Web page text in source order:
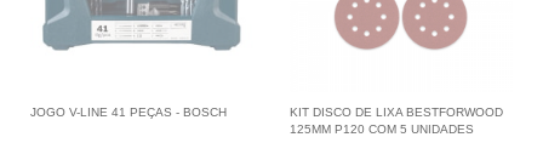
JOGO V-LINE 41 PEÇAS - BOSCH
KIT DISCO DE LIXA BESTFORWOOD
125MM P120 COM 5 UNIDADES